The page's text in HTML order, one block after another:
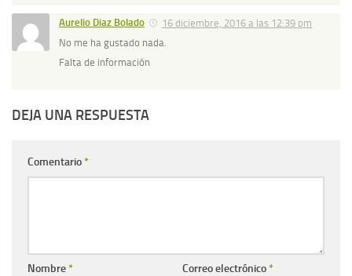
Aurelio Diaz Bolado
16 diciembre, 2016 a las 12:39 pm
No me ha gustado nada.
Falta de información
DEJA UNA RESPUESTA
Comentario*
Nombre* Correo electrónico*